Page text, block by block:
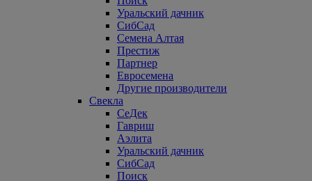
Уральский дачник
СибСад
Семена Алтая
Престиж
Партнер
Евросемена
Другие производители
Свекла
СеДек
Гавриш
Аэлита
Уральский дачник
СибСад
Поиск